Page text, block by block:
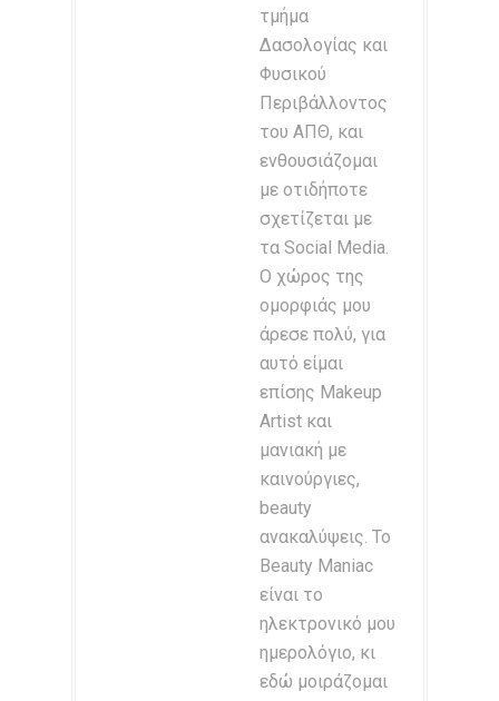
τμήμα
Δασολογίας και
Φυσικού
Περιβάλλοντος
του ΑΠΘ, και
ενθουσιάζομαι
με οτιδήποτε
σχετίζεται με
τα Social Media.
Ο χώρος της
ομορφιάς μου
άρεσε πολύ, για
αυτό είμαι
επίσης Makeup
Artist και
μανιακή με
καινούργιες,
beauty
ανακαλύψεις. Το
Beauty Maniac
είναι το
ηλεκτρονικό μου
ημερολόγιο, κι
εδώ μοιράζομαι